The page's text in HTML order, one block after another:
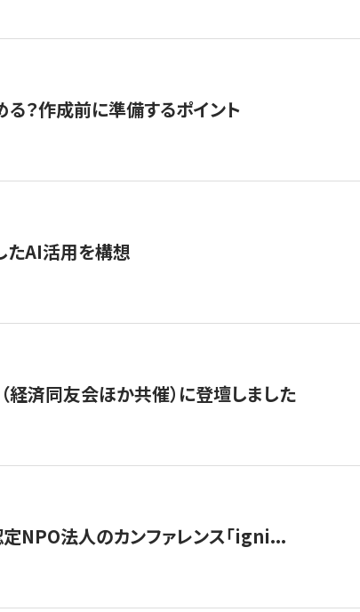
？作成前に準備するポイント
たAI活用を構想
経済同友会ほか共催）に登壇しました
NPO法人のカンファレンス「igni...